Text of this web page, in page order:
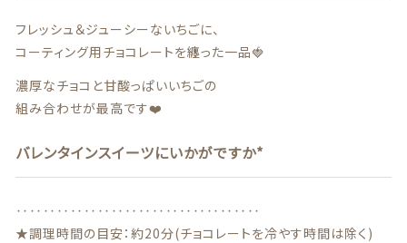
フレッシュ＆ジューシーないちごに、
コーティング用チョコレートを纏った一品🍓
濃厚なチョコと甘酸っぱいいちごの
組み合わせが最高です❤️
バレンタインスイーツにいかがですか*
‥‥‥‥‥‥‥‥‥‥‥‥‥‥‥‥‥‥
★調理時間の目安：約20分(チョコレートを冷やす時間は除く)
ご利用ガイド
当店について
ブログ